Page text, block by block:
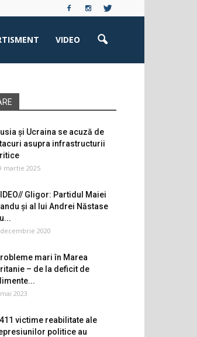
VIDEO
și Ucraina se acuză de
asupra infrastructurii
martie 2025
Gligor: Partidul Maiei
și al lui Andrei Năstase
2020
mari în Marea
– de la deficit de
2023
victime reabilitate ale
politice au